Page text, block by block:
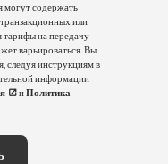
могут содержать
или
на передачу
варьироваться. Вы
следуя инструкциям в
информации
иПолитика